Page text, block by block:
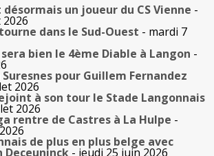
un joueur du CS Vienne -
dans le Sud-Ouest - mardi 7
bien le 4ème Diable à Langon -
pour Guillem Fernandez
2026
à son tour le Stade Langonnais
2026
rentre de Castres à La Hulpe -
de plus en plus belge avec
Deceuninck - jeudi 25 juin 2026